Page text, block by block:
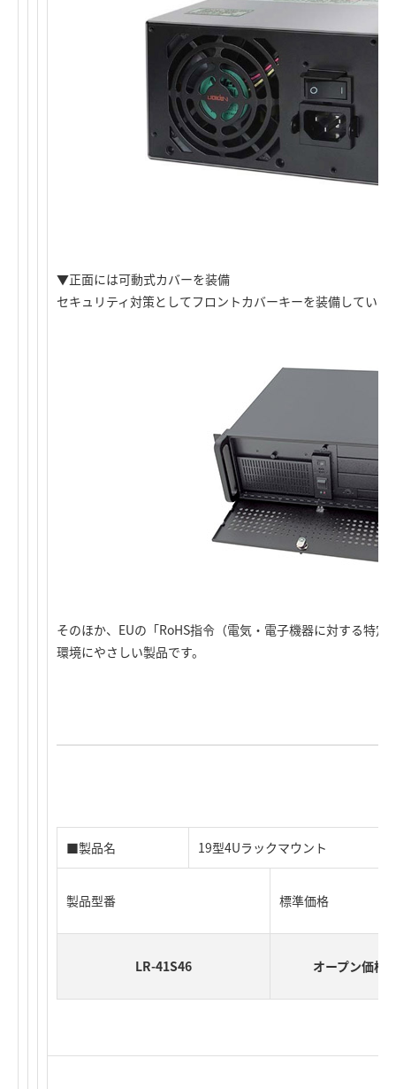
▼正面には可動式カバーを装備
セキュリティ対策としてフロントカバーキーを装備していま
そのほか、EUの「RoHS指令（電気・電子機器に対する特
環境にやさしい製品です。
■製品名 19型4Uラックマウント
製品型番 標準価格
LR-41S46 オープン価格